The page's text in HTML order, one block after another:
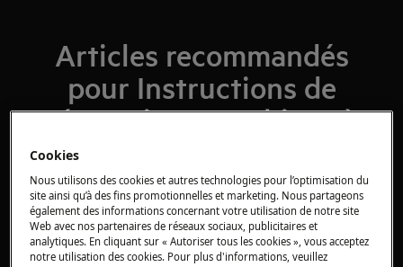
Articles recommandés
pour Instructions de
réparation - Machines à
séchants
Cookies
Nous utilisons des cookies et autres technologies pour l’optimisation du
site ainsi qu’à des fins promotionnelles et marketing. Nous partageons
également des informations concernant votre utilisation de notre site
Web avec nos partenaires de réseaux sociaux, publicitaires et
analytiques. En cliquant sur « Autoriser tous les cookies », vous acceptez
notre utilisation des cookies. Pour plus d'informations, veuillez